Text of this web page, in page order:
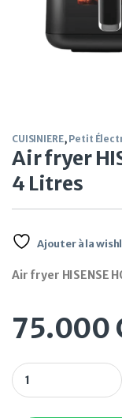
CUISINIERE, Petit
Air fryer
4 Litres
Ajouter à la
Air fryer HISENSE
75.000
Air fryer HISENSE